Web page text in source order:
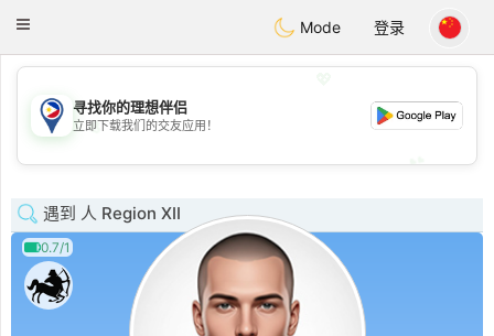
PhilippinesChat
Toggle
Mode 登录
💖
寻找你的理想伴侣
立即下载我们的交友应用！
遇到 人 Region XII
0.7/1